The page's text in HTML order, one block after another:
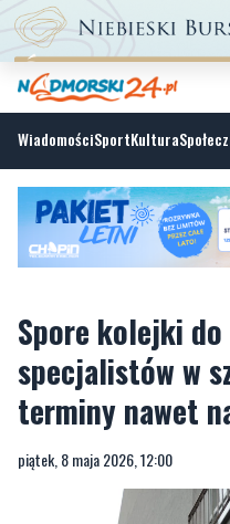
WiadomościSportKultura
Spore kolejki
terminy nawet
piątek, 8 maja 2026, 12:00